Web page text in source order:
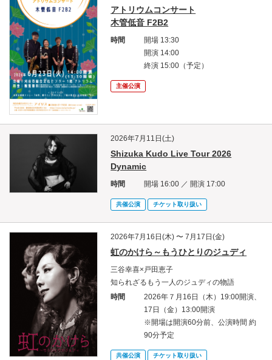
アトリウムコンサート
木管低音 F2B2
時間
開場 13:30
開演 14:00
終演 15:00（予定）
主催公演
2026年7月11日(土)
Shizuka Kudo Live Tour 2026
Dynamic
時間 開場 16:00 ／ 開演 17:00
共催公演 チケット取り扱い
2026年7月16日(木) 〜 7月17日(金)
虹のかけら～もうひとりのジュディ
三谷幸喜×戸田恵子
知られざるもう一人のジュディの物語
時間
2026年７月16日（木）19:00開演、
17日（金）13:00開演
※開場は開演60分前、公演時間 約
90分予定
共催公演 チケット取り扱い